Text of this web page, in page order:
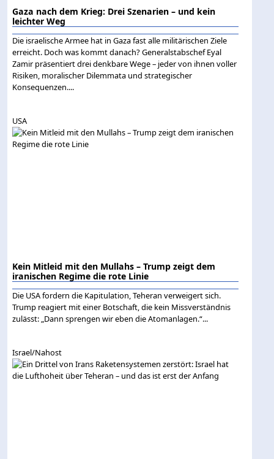
Gaza nach dem Krieg: Drei Szenarien – und kein
leichter Weg
Die israelische Armee hat in Gaza fast alle militärischen Ziele
erreicht. Doch was kommt danach? Generalstabschef Eyal
Zamir präsentiert drei denkbare Wege – jeder von ihnen voller
Risiken, moralischer Dilemmata und strategischer
Konsequenzen....
USA
Kein Mitleid mit den Mullahs – Trump zeigt dem
iranischen Regime die rote Linie
Die USA fordern die Kapitulation, Teheran verweigert sich.
Trump reagiert mit einer Botschaft, die kein Missverständnis
zulässt: „Dann sprengen wir eben die Atomanlagen.“...
Israel/Nahost